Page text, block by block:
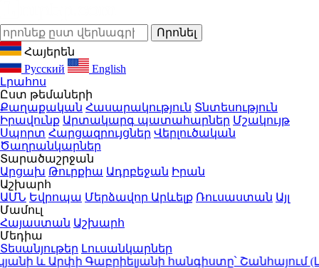
Հայերեն
Русский
English
Լրահոս
Ըստ թեմաների
Քաղաքական Հասարակություն Տնտեսություն
Իրավունք Արտակարգ պատահարներ Մշակույթ
Սպորտ Հարցազրույցներ Վերլուծական
Ծաղրանկարներ
Տարածաշրջան
Արցախ Թուրքիա Ադրբեջան Իրան
Աշխարհ
ԱՄՆ Եվրոպա Մերձավոր Արևելք Ռուսաստան Այլ
Մամուլ
Հայաստան Աշխարհ
Մեդիա
Տեսանյութեր Լուսանկարներ
և Արփի Գաբրիելյանի հանգիստը՝ Շանհայում